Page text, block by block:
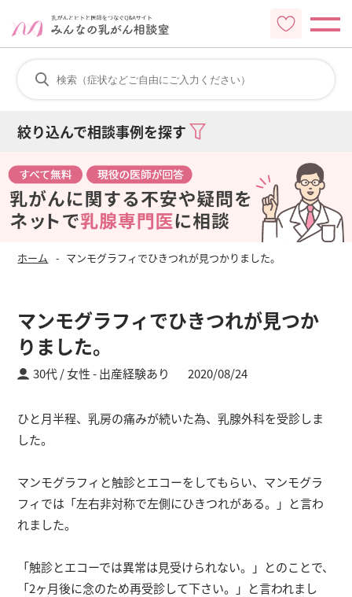
絞り込んで相談事例を探す
ホーム マンモグラフィでひきつれが見つかりました。
マンモグラフィでひきつれが見つか
りました。
30代 / 女性 出産経験あり 2020/08/24
ひと月半程、乳房の痛みが続いた為、乳腺外科を受診しま
した。
マンモグラフィと触診とエコーをしてもらい、マンモグラ
フィでは「左右非対称で左側にひきつれがある。」と言わ
れました。
「触診とエコーでは異常は見受けられない。」とのことで、
「2ヶ月後に念のため再受診して下さい。」と言われまし